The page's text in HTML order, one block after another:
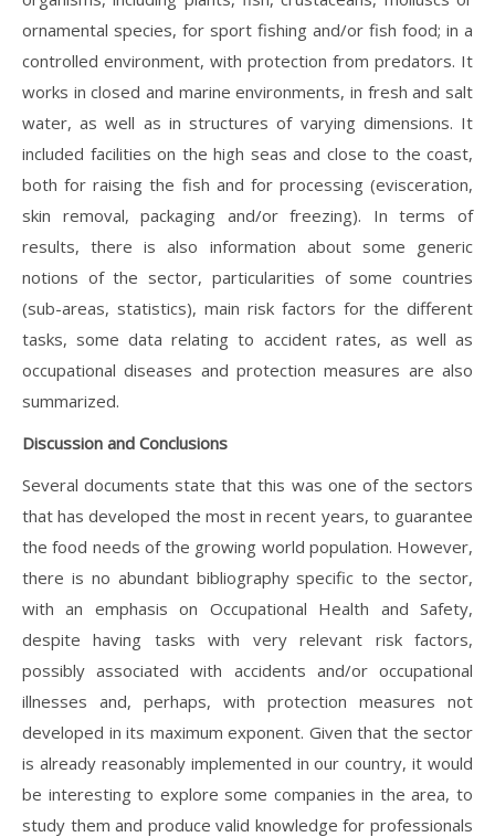
ornamental species, for sport fishing and/or fish food; in a
controlled environment, with protection from predators. It
works in closed and marine environments, in fresh and salt
water, as well as in structures of varying dimensions. It
included facilities on the high seas and close to the coast,
both for raising the fish and for processing (evisceration,
skin removal, packaging and/or freezing). In terms of
results, there is also information about some generic
notions of the sector, particularities of some countries
(sub-areas, statistics), main risk factors for the different
tasks, some data relating to accident rates, as well as
occupational diseases and protection measures are also
summarized.
Discussion and Conclusions
Several documents state that this was one of the sectors
that has developed the most in recent years, to guarantee
the food needs of the growing world population. However,
there is no abundant bibliography specific to the sector,
with an emphasis on Occupational Health and Safety,
despite having tasks with very relevant risk factors,
possibly associated with accidents and/or occupational
illnesses and, perhaps, with protection measures not
developed in its maximum exponent. Given that the sector
is already reasonably implemented in our country, it would
be interesting to explore some companies in the area, to
study them and produce valid knowledge for professionals